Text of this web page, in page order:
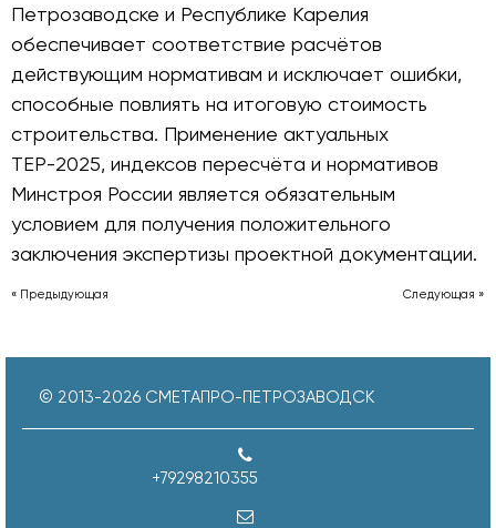
Петрозаводске и Республике Карелия
обеспечивает соответствие расчётов
действующим нормативам и исключает ошибки,
способные повлиять на итоговую стоимость
строительства. Применение актуальных
ТЕР-2025, индексов пересчёта и нормативов
Минстроя России является обязательным
условием для получения положительного
заключения экспертизы проектной документации.
Следующая »
« Предыдующая
© 2013-2026 СМЕТАПРО-ПЕТРОЗАВОДСК
+79298210355